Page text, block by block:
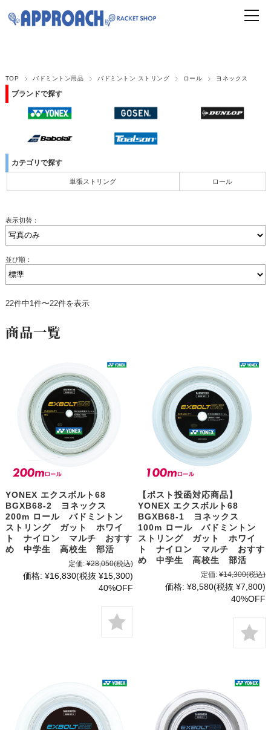
TOP バドミントン用品 バドミントン ストリング ロール ヨネックス
ブランドで探す
カテゴリで探す
単張ストリング ロール
表示切替：
並び順：
22件中1件〜22件を表示
商品一覧
YONEX エクスボルト68
BGXB68-2 ヨネックス
200m ロール バドミントン
ストリング ガット ホワイ
ト ナイロン マルチ おすす
め 中学生 高校生 部活
定価: ¥28,050(税込)
価格: ¥16,830(税抜 ¥15,300)
40%OFF
【ポスト投函対応商品】
YONEX エクスボルト68
BGXB68-1 ヨネックス
100m ロール バドミントン
ストリング ガット ホワイ
ト ナイロン マルチ おすす
め 中学生 高校生 部活
定価: ¥14,300(税込)
価格: ¥8,580(税抜 ¥7,800)
40%OFF